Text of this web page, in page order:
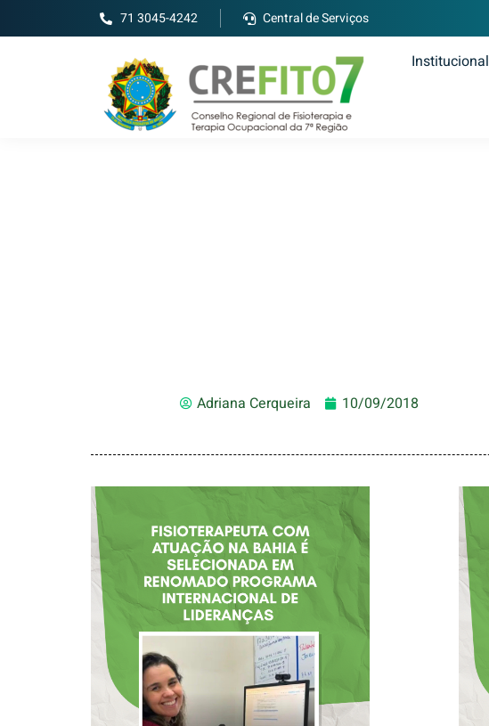
71 3045-4242 Central de Serviços
Institucional
Adriana Cerqueira 10/09/2018
FISIOTERAPEUTA
COM ATUAÇÃO NA
BAHIA É
SELECIONADA EM
RENOMADO
PROGRAMA
INTERNACIONAL
DE LIDERANÇAS